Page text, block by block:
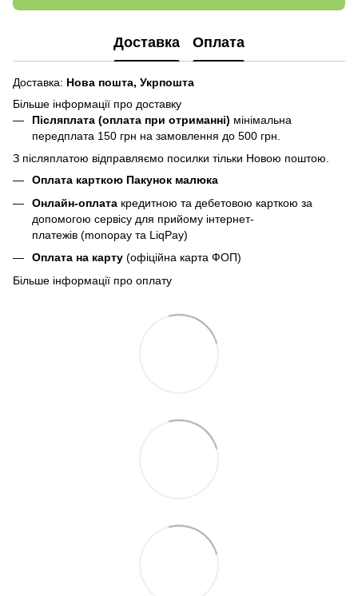
Доставка Оплата
Доставка: Нова пошта, Укрпошта
Більше інформації про доставку
Післяплата (оплата при отриманні) мінімальна
передплата 150 грн на замовлення до 500 грн.
З післяплатою відправляємо посилки тільки Новою поштою.
Оплата карткою Пакунок малюка
Онлайн-оплата кредитною та дебетовою карткою за
допомогою сервісу для прийому інтернет-
платежів (monopay та LiqPay)
Оплата на карту (офіційна карта ФОП)
Більше інформації про оплату